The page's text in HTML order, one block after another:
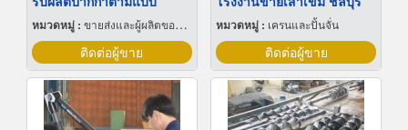
หมวดหมู่ : ขายส่งและผู้ผลิตของขวัญและของชำร่วย
ติดต่อผู้ขาย
หมวดหมู่ : เครนและปั้นจั่น
ติดต่อผู้ขาย